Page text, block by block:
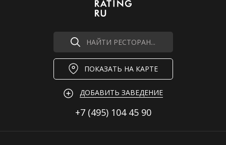
НАЙТИ РЕСТОРАН...
ПОКАЗАТЬ НА КАРТЕ
ДОБАВИТЬ ЗАВЕДЕНИЕ
+7 (495) 104 45 90